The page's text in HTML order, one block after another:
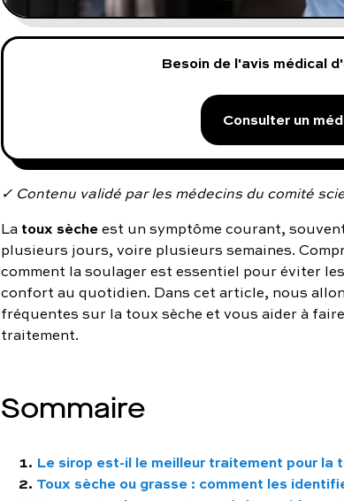
Besoin de l'avis médical
Consulter un
✓ Contenu validé par les médecins du comité
La toux sècheest un symptôme courant,
plusieurs jours, voire plusieurs semaines.
comment la soulager est essentiel pour éviter
confort au quotidien. Dans cet article, nous
fréquentes sur la toux sèche et vous aider à
traitement.
Sommaire
Le sirop est-il le meilleur traitement pour la
Toux sèche ou grasse : comment les